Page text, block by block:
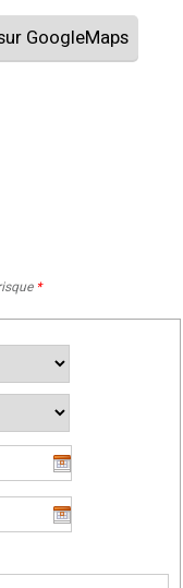
GoogleMaps
*